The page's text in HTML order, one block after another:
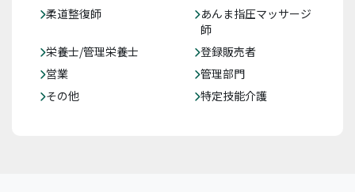
柔道整復師
あんま指圧マッサージ
師
栄養士/管理栄養士
登録販売者
営業
管理部門
その他
特定技能介護